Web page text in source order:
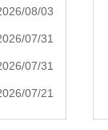
08/03
07/31
07/31
07/21